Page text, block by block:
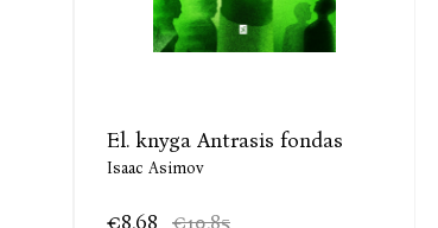
El. knyga Antrasis fondas
Isaac Asimov
€8,68 €10,85